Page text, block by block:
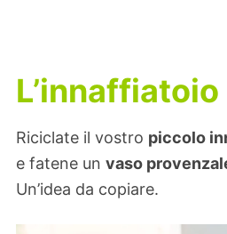
Riciclate il vostro piccolo
e fatene un vaso
Un’idea da copiare.